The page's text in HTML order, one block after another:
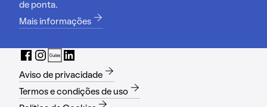
de ponta.
Mais informações
Aviso de privacidade
Termos e condições de uso